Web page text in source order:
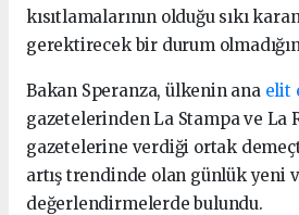
kısıtlamalarının olduğu sıkı
gerektirecek bir durum
Bakan Speranza, ülkenin ana elit
gazetelerinden La Stampa ve La
gazetelerine verdiği ortak
artış trendinde olan günlük yeni
değerlendirmelerde bulundu.